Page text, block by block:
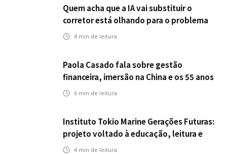
Quem acha que a IA vai substituir o
corretor está olhando para o problema
errado
4 min de leitura
Paola Casado fala sobre gestão
financeira, imersão na China e os 55 anos
da ENS
6 min de leitura
Instituto Tokio Marine Gerações Futuras:
projeto voltado à educação, leitura e
empregabilidade
4 min de leitura